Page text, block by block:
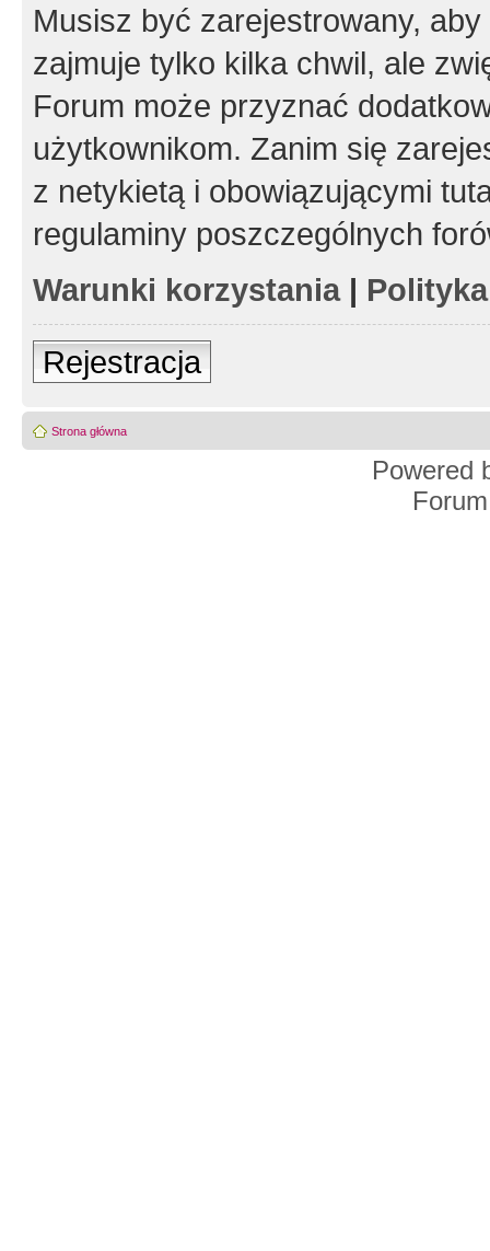
Musisz być zarejestrowany,
zajmuje tylko kilka chwil, ale
Forum może przyznać
użytkownikom. Zanim się
z netykietą i obowiązującymi
regulaminy poszczególnych
Warunki korzystania|
Rejestracja
Strona główna
Powered